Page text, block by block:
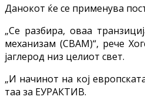
Данокот ќе се применува
„Се разбира, оваа
механизам (CBAM)“, рече
јаглерод низ целиот свет.
„И начинот на кој
таа за ЕУРАКТИВ.